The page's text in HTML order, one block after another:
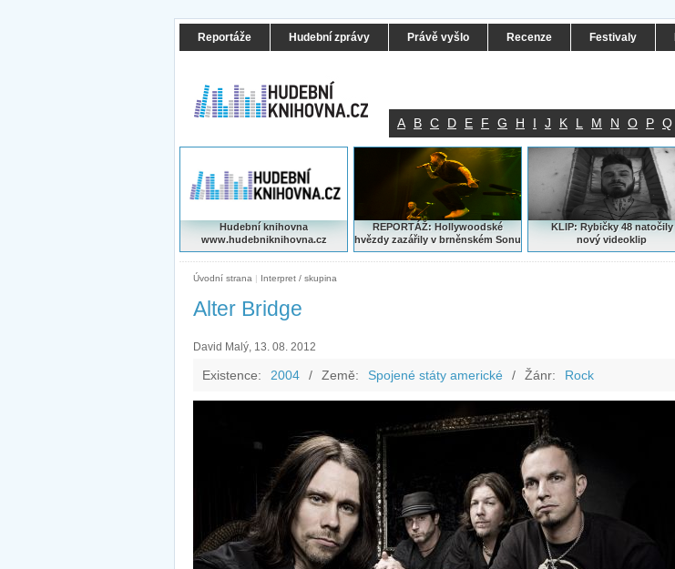
Reportáže Hudební zprávy Právě vyšlo Recenze Festivaly
A B C D E F G H I J K L M N O P Q
Hudební knihovna
www.hudebniknihovna.cz
REPORTÁŽ: Hollywoodské
hvězdy zazářily v brněnském Sonu
KLIP: Rybičky 48 natočily
nový videoklip
Úvodní strana | Interpret / skupina
Alter Bridge
David Malý, 13. 08. 2012
Existence: 2004 / Země: Spojené státy americké / Žánr: Rock